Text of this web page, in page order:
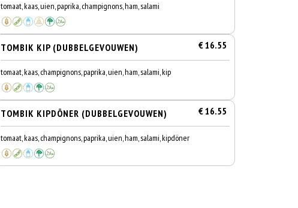
tomaat, kaas, uien, paprika, champignons, ham, salami
TOMBIK KIP (DUBBELGEVOUWEN) € 16.55
tomaat, kaas, champignons, paprika, uien, ham, salami, kip
TOMBIK KIPDÖNER (DUBBELGEVOUWEN) € 16.55
tomaat, kaas, champignons, paprika, uien, ham, salami, kipdöner